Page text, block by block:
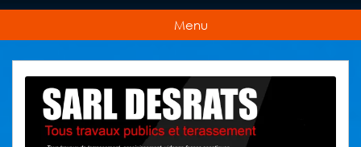
Menu